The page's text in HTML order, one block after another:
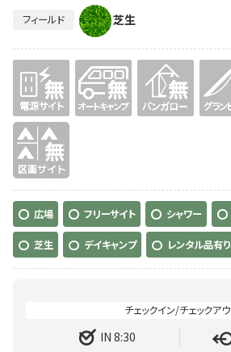
フィールド 芝生
無 無
無
広場 フリーサイト シャワー
芝生 デイキャンプ レンタル品有り
IN 8:30